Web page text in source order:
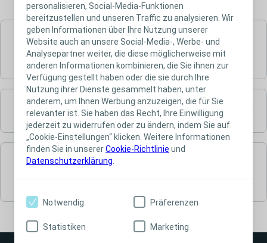
personalisieren, Social-Media-Funktionen
bereitzustellen und unseren Traffic zu analysieren. Wir
geben Informationen über Ihre Nutzung unserer
Website auch an unsere Social-Media-, Werbe- und
Analysepartner weiter, die diese möglicherweise mit
anderen Informationen kombinieren, die Sie ihnen zur
Verfügung gestellt haben oder die sie durch Ihre
Nutzung ihrer Dienste gesammelt haben, unter
anderem, um Ihnen Werbung anzuzeigen, die für Sie
relevanter ist. Sie haben das Recht, Ihre Einwilligung
jederzeit zu widerrufen oder zu ändern, indem Sie auf
„Cookie-Einstellungen“ klicken. Weitere Informationen
finden Sie in unsererCookie-Richtlinie und
Datenschutzerklärung
Notwendig Präferenzen
Statistiken Marketing
Einmalkatheter zur intermittierenden
Selbstkatheterisierung
Kondom-Urinale und Urinbeutel mit Zubehör
Komplettsysteme und Produkte fürs